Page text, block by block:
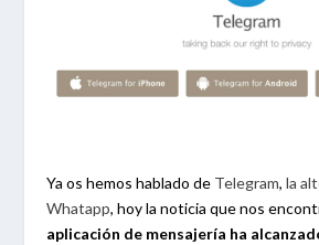
Ya os hemos hablado de Telegram,la
Whatapp, hoy la noticia que nos
aplicación de mensajería ha